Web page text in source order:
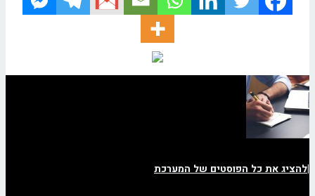
|להציג את כל הפוסטים של המערכת